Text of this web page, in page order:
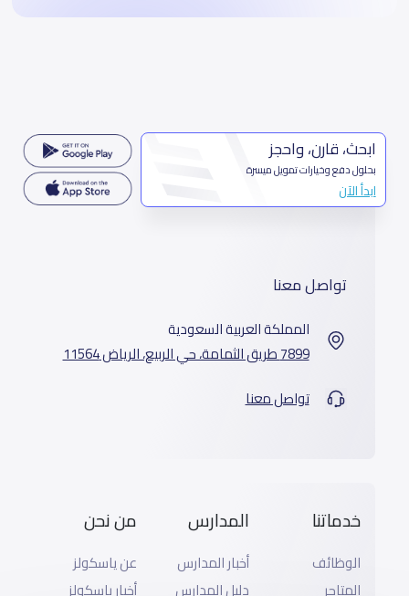
ابحث، قارن، واحجز
بحلول دفع وخيارات تمويل ميسرة
ابدأ الآن
تواصل معنا
المملكة العربية السعودية
7899 طريق الثمامة، حي الربيع، الرياض 11564
تواصل معنا
خدماتنا
الوظائف
المتاجر
المدارس
أخبار المدارس
دليل المدارس
من نحن
عن ياسكولز
أخبار ياسكولز